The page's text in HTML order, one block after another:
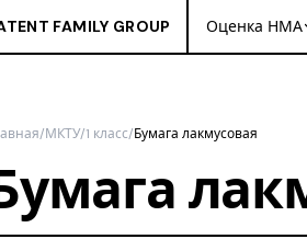
FAMILY GROUP Оценка НМА
/МКТУ/1 класс/Бумага лакмусовая